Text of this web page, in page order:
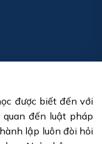
được biết đến với
đến luật pháp
lập luôn đòi hỏi